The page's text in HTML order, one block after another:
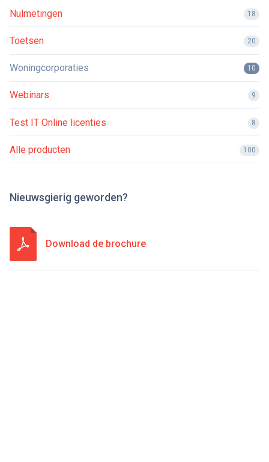
Nulmetingen 18
Toetsen 20
Woningcorporaties 10
Webinars 9
Test IT Online licenties 8
Alle producten 100
Nieuwsgierig geworden?
Download de brochure